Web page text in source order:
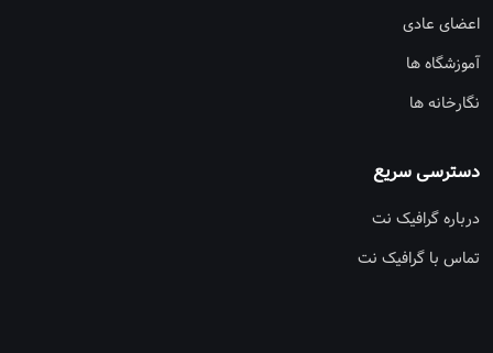
اعضای عادی
آموزشگاه ها
نگارخانه ها
دسترسی سریع
درباره گرافیک نت
تماس با گرافیک نت